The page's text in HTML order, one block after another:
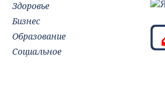
Здоровье
Бизнес
Образование
Социальное